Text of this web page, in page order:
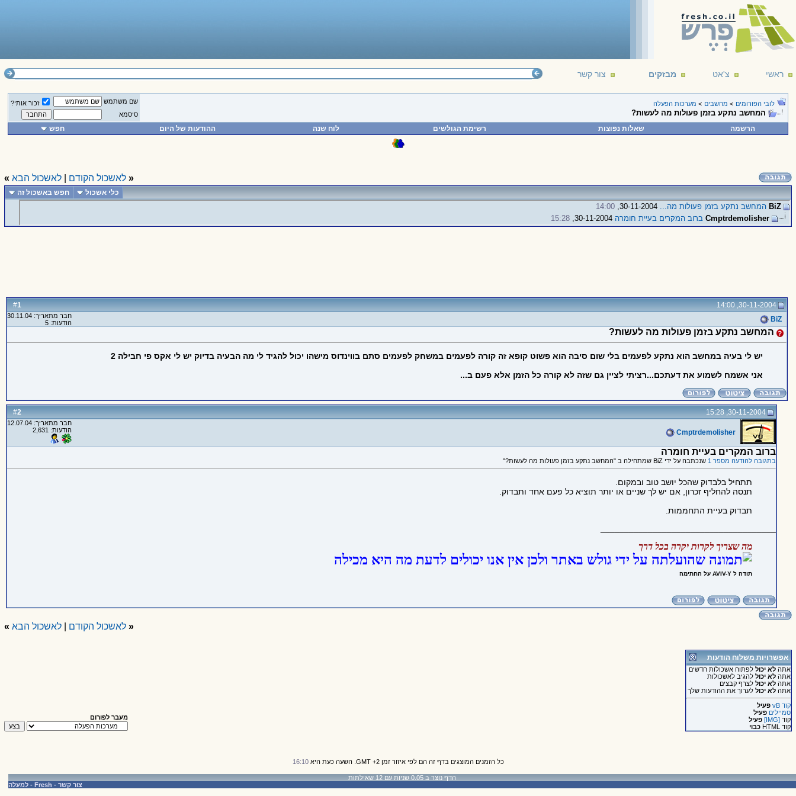
ראשי צ'אט מבזקים צור קשר
לובי הפורומים > מחשבים > מערכות הפעלה
המחשב נתקע בזמן פעולות מה לעשות?
שם משתמש
זכור אותי?
סיסמא
הרשמה שאלות נפוצות רשימת הגולשים לוח שנה ההודעות של היום חפש
« לאשכול הקודם לאשכול הבא »
כלי אשכול חפש באשכול זה
BiZ המחשב נתקע בזמן פעולות מה...
14:00
Cmptrdemolisher ברוב המקרים בעיית חומרה 15:28
#
1
30-11-2004, 14:00
BiZ
חבר מתאריך: 30.11.04
הודעות: 5
המחשב נתקע בזמן פעולות מה לעשות?
יש לי בעיה במחשב הוא נתקע לפעמים בלי שום סיבה הוא פשוט קופא זה קורה לפעמים במשחק לפעמים סתם בווינדוס מישהו יכול להגיד לי מה הבעיה בדיוק יש לי אקס פי חבילה 2
אני אשמח לשמוע את דעתכם...רציתי לציין גם שזה לא קורה כל הזמן אלא פעם ב...
#
2 30-11-2004, 15:28
Cmptrdemolisher
חבר מתאריך: 12.07.04
הודעות: 2,631
ברוב המקרים בעיית חומרה
בתגובה להודעה מספר 1 שנכתבה על ידי BiZ שמתחילה ב "המחשב נתקע בזמן פעולות מה לעשות?"
תתחיל בלבדוק שהכל יושב טוב ובמקום.
תנסה להחליף זכרון, אם יש לך שניים או יותר תוציא כל פעם אחד ותבדוק.
תבדוק בעיית התחממות.
מה שצריך לקרות יקרה בכל דרך
תודה ל AVIV-Y על החתימה
« לאשכול הקודם |לאשכול הבא »
אפשרויות משלוח הודעות
אתה לא יכוללפתוח אשכולות חדשים
אתה לא יכוללהגיב לאשכולות
אתה לא יכוללצרף קבצים
אתה לא יכוללערוך את ההודעות שלך
קוד vB
פעיל
סמיילים פעיל
קוד [IMG]
פעיל
קוד HTML
כבוי
מעבר לפורום
כל הזמנים המוצגים בדף זה הם לפי איזור זמן GMT +2. השעה כעת היא 16:10
הדף נוצר ב 0.05 שניות עם 12 שאילתות
צור קשר -
Fresh
- למעלה